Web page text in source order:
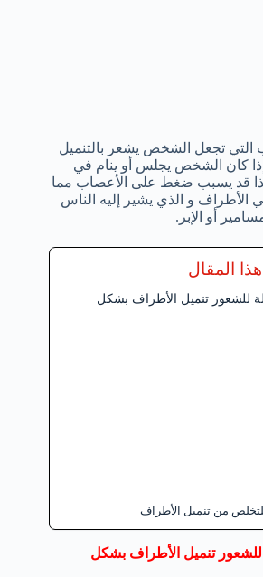
التي تجعل الشخص يشعر بالتنميل
إذا كان الشخص يجلس أو ينام في
قد يسبب ضغط على الأعصاب مما
الأطراف و الذي يشير إليه الناس
أو الإبر.
المقال
للشعور تنميل الأطراف بشكل
من تنميل الأطراف
للشعور تنميل الأطراف بشكل